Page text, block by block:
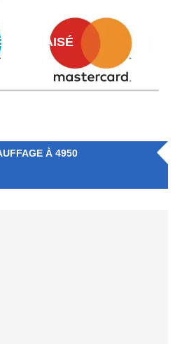
AISÉ
À 4950